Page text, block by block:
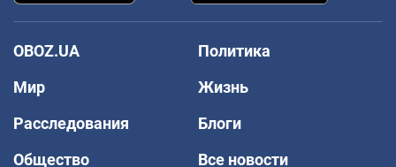
OBOZ.UA
Политика
Мир
Жизнь
Расследования
Блоги
Общество
Все новости